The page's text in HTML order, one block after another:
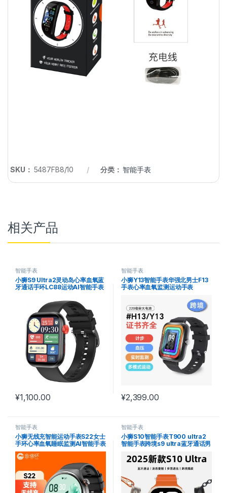
SKU： 5487FB8/10 分类： 智能手表
相关产品
智能手表
小狮S9 Ultra2灵动岛心率血氧蓝
牙通话手环LC88运动AI智能手表
¥1,100.00
智能手表
小狮Y13智能手表华强北男士F13
手表心率血氧监测运动手表
¥2,399.00
智能手表
小狮无线充智能运动手表S22女士
手环心率血氧睡眠监测AI智能手表
智能手表
小狮S10智能手表T900 ultra2
智能手表跨境s9 ultra蓝牙通话男